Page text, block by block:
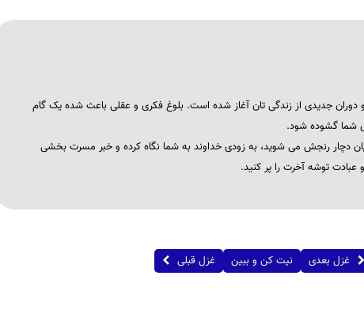
جدیدی از زندگی تان آغاز شده است. بلوغ فکری و عقلی باعث شده یک گام
شما گشوده شود.
دچار رنجش می شوید، به زودی خداوند به شما نگاه کرده و خبر مسرت بخشی
عبادت توشه آخرت را پر کنید.
غزل بعدی نیت کن و ببین غزل قبلی